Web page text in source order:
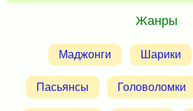
Жанры
Маджонги Шарики
Пасьянсы Головоломки